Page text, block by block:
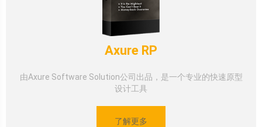
Axure RP
由Axure Software Solution公司出品，是一个专业的快速原型
设计工具
了解更多